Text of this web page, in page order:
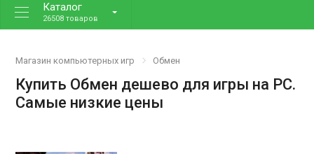
Каталог
26508 товаров
Магазин компьютерных игр Обмен
Купить Обмен дешево для игры на PC.
Самые низкие цены